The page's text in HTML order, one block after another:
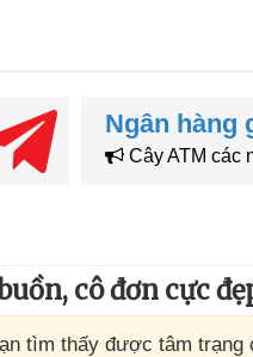
Ngân hàng
Cây ATM các
cô đơn cực
tìm thấy được tâm